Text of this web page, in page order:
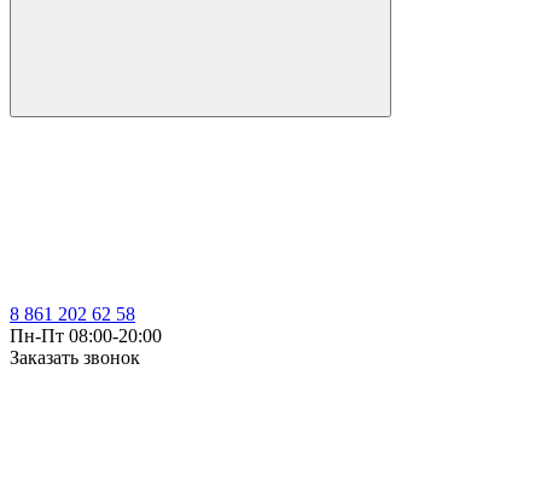
8 861 202 62 58
Пн-Пт 08:00-20:00
Заказать звонок